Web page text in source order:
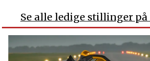
Se alle ledige stillinger på